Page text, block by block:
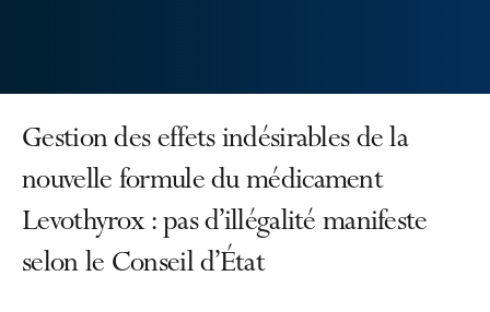
Gestion des effets indésirables de la
nouvelle formule du médicament
Levothyrox : pas d’illégalité manifeste
selon le Conseil d’État